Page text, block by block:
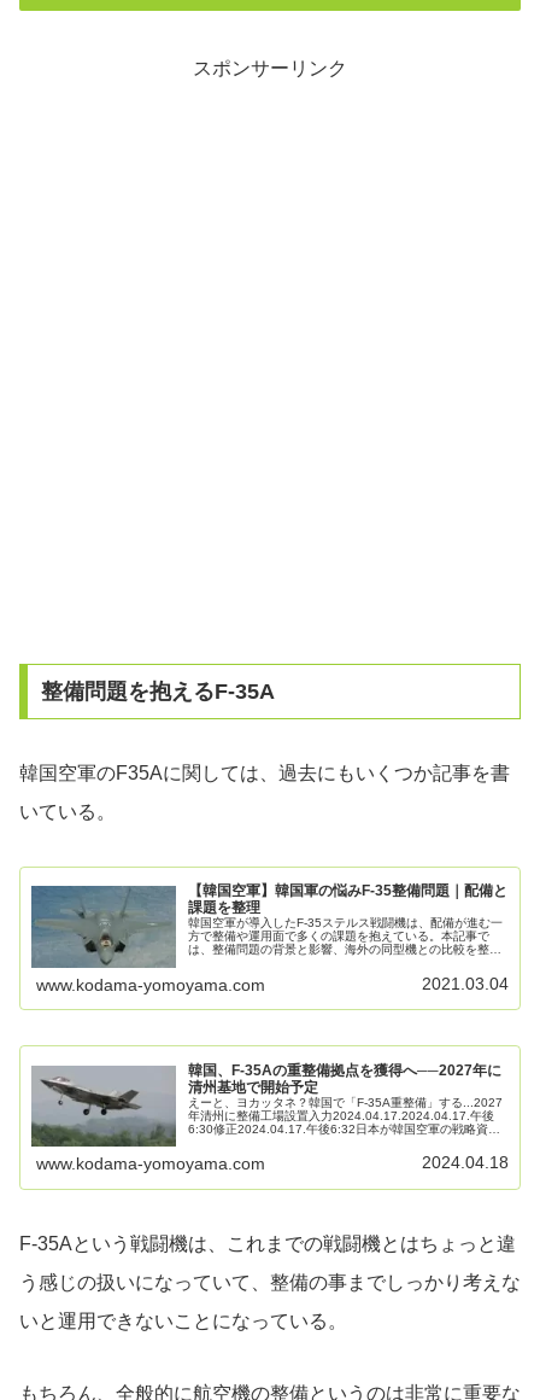
スポンサーリンク
整備問題を抱えるF-35A
韓国空軍のF35Aに関しては、過去にもいくつか記事を書
いている。
【韓国空軍】韓国軍の悩みF-35整備問題｜配備と
課題を整理
韓国空軍が導入したF-35ステルス戦闘機は、配備が進む一
方で整備や運用面で多くの課題を抱えている。本記事で
は、整備問題の背景と影響、海外の同型機との比較を整理
www.kodama-yomoyama.com 2021.03.04
韓国、F-35Aの重整備拠点を獲得へ──2027年に
清州基地で開始予定
えーと、ヨカッタネ？韓国で「F-35A重整備」する...2027
年清州に整備工場設置入力2024.04.17.2024.04.17.午後
6:30修正2024.04.17.午後6:32日本が韓国空軍の戦略資産
www.kodama-yomoyama.com 2024.04.18
F-35Aという戦闘機は、これまでの戦闘機とはちょっと違
う感じの扱いになっていて、整備の事までしっかり考えな
いと運用できないことになっている。
もちろん、全般的に航空機の整備というのは非常に重要な